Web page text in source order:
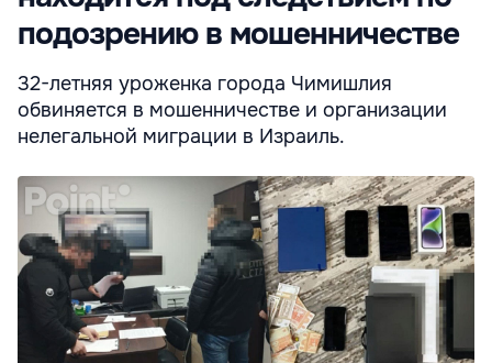
подозрению в мошенничестве
32-летняя уроженка города Чимишлия
обвиняется в мошенничестве и организации
нелегальной миграции в Израиль.